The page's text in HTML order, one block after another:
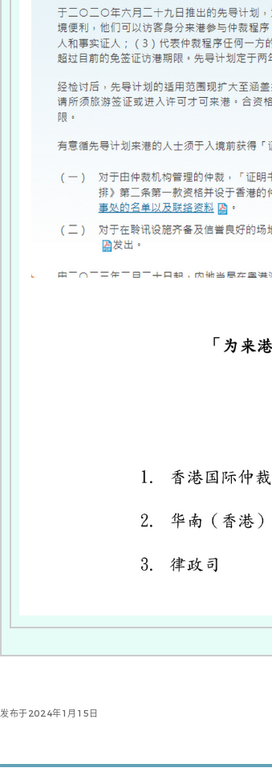
发布于2024年1月15日